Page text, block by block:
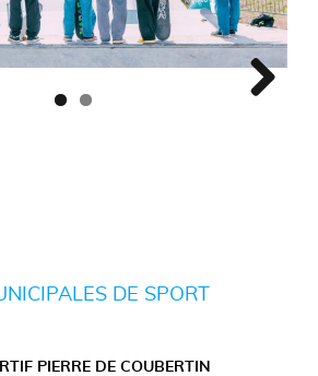
DE SPORT
PIERRE DE COUBERTIN